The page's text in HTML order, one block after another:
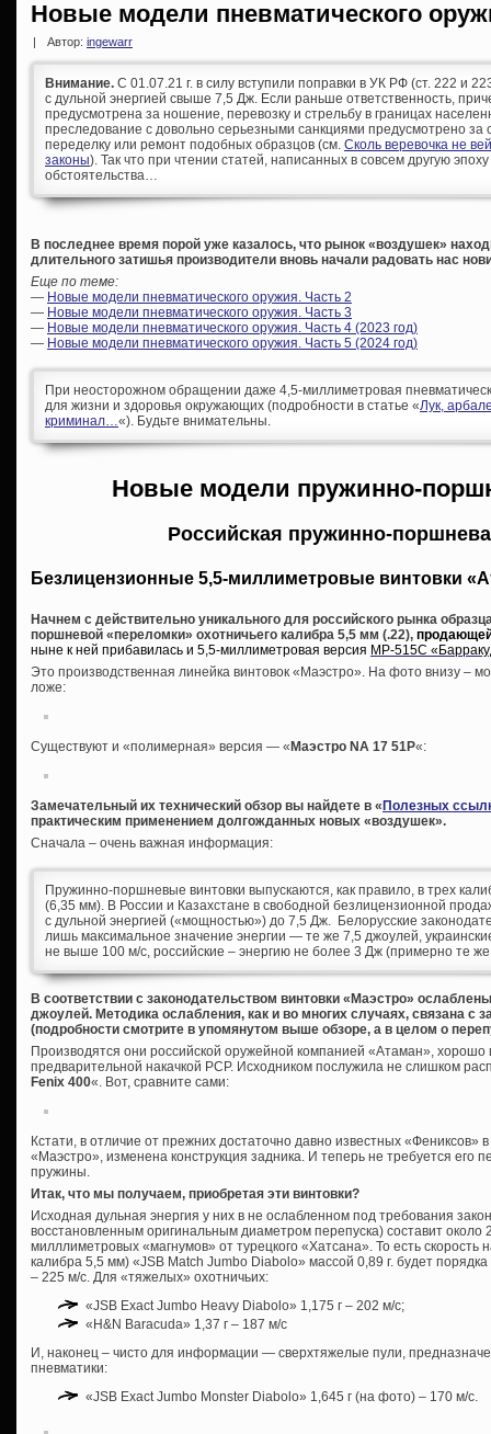
Новые модели пневматического
Автор: ingewarr
Внимание. С 01.07.21 г. в силу вступили поправки в УК РФ (ст. 222 и
с дульной энергией свыше 7,5 Дж. Если раньше ответственность,
предусмотрена за ношение, перевозку и стрельбу в границах
преследование с довольно серьезными санкциями предусмотрено за
переделку или ремонт подобных образцов (см. Сколь веревочка не
законы). Так что при чтении статей, написанных в совсем другую
обстоятельства…
В последнее время порой уже казалось, что рынок «воздушек»
длительного затишья производители вновь начали радовать нас
Еще по теме:
— Новые модели пневматического оружия. Часть 2
— Новые модели пневматического оружия. Часть 3
— Новые модели пневматического оружия. Часть 4 (2023 год)
— Новые модели пневматического оружия. Часть 5 (2024 год)
При неосторожном обращении даже 4,5-миллиметровая
для жизни и здоровья окружающих (подробности в статье «Лук,
криминал…«). Будьте внимательны.
Новые модели пружинно-
Российская пружинно-
Безлицензионные 5,5-миллиметровые винтовки
Начнем с действительно уникального для российского рынка
поршневой «переломки» охотничьего калибра 5,5 мм (.22),
ныне к ней прибавилась и 5,5-миллиметровая версия МР-515С
Это производственная линейка винтовок «Маэстро». На фото внизу –
ложе:
Существуют и «полимерная» версия — « Маэстро NA 17 51P«:
Замечательный их технический обзор вы найдете в « Полезных
практическим применением долгожданных новых «воздушек».
Сначала – очень важная информация:
Пружинно-поршневые винтовки выпускаются, как правило, в трех
(6,35 мм). В России и Казахстане в свободной безлицензионной
с дульной энергией («мощностью») до 7,5 Дж. Белорусские
лишь максимальное значение энергии — те же 7,5 джоулей,
не выше 100 м/с, российские – энергию не более 3 Дж (примерно те
В соответствии с законодательством винтовки «Маэстро»
джоулей. Методика ослабления, как и во многих случаях, связана с
(подробности смотрите в упомянутом выше обзоре, а в целом о
Производятся они российской оружейной компанией «Атаман»,
предварительной накачкой PCP. Исходником послужила не слишком
Fenix 400«. Вот, сравните сами:
Кстати, в отличие от прежних достаточно давно известных «Фениксов»
«Маэстро», изменена конструкция задника. И теперь не требуется его
пружины.
Итак, что мы получаем, приобретая эти винтовки?
Исходная дульная энергия у них в не ослабленном под требования
восстановленным оригинальным диаметром перепуска) составит
милллиметровых «магнумов» от турецкого «Хатсана». То есть скорость
калибра 5,5 мм) «JSB Match Jumbo Diabolo» массой 0,89 г. будет
– 225 м/с. Для «тяжелых» охотничьих:
«JSB Exact Jumbo Heavy Diabolo» 1,175 г – 202 м/с;
«H&N Baracuda» 1,37 г – 187 м/с
И, наконец – чисто для информации — сверхтяжелые пули,
пневматики:
«JSB Exact Jumbo Monster Diabolo» 1,645 г (на фото) – 170 м/с.